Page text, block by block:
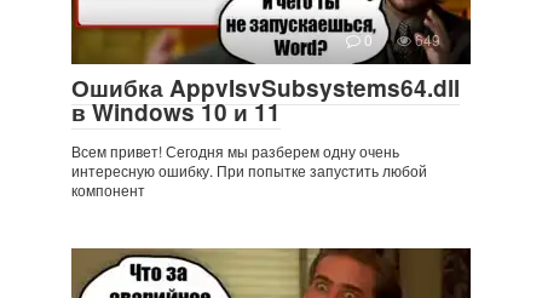
0 649
Ошибка AppvIsvSubsystems64.dll
в Windows 10 и 11
Всем привет! Сегодня мы разберем одну очень
интересную ошибку. При попытке запустить любой
компонент